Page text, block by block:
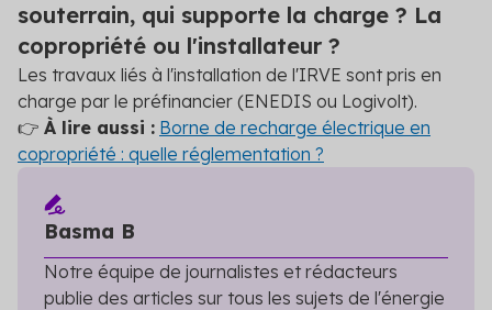
souterrain, qui supporte la charge ? La
copropriété ou l'installateur ?
Les travaux liés à l'installation de l'IRVE sont pris en
charge par le préfinancier (ENEDIS ou Logivolt).
👉 À lire aussi : Borne de recharge électrique en
copropriété : quelle réglementation ?
Basma B
Notre équipe de journalistes et rédacteurs
publie des articles sur tous les sujets de l'énergie